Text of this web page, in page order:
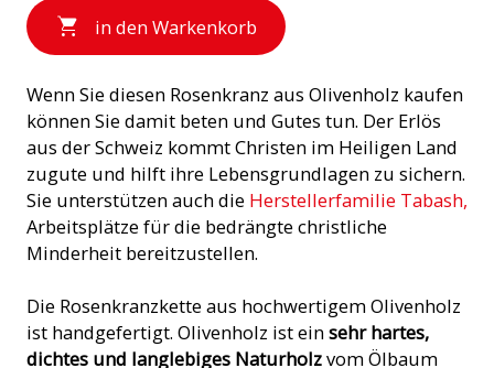
in den Warkenkorb
Wenn Sie diesen Rosenkranz aus Olivenholz kaufen
können Sie damit beten und Gutes tun. Der Erlös
aus der Schweiz kommt Christen im Heiligen Land
zugute und hilft ihre Lebensgrundlagen zu sichern.
Sie unterstützen auch die Herstellerfamilie Tabash,
Arbeitsplätze für die bedrängte christliche
Minderheit bereitzustellen.
Die Rosenkranzkette aus hochwertigem Olivenholz
ist handgefertigt. Olivenholz ist einsehr hartes,
dichtes und langlebiges Naturholzvom Ölbaum